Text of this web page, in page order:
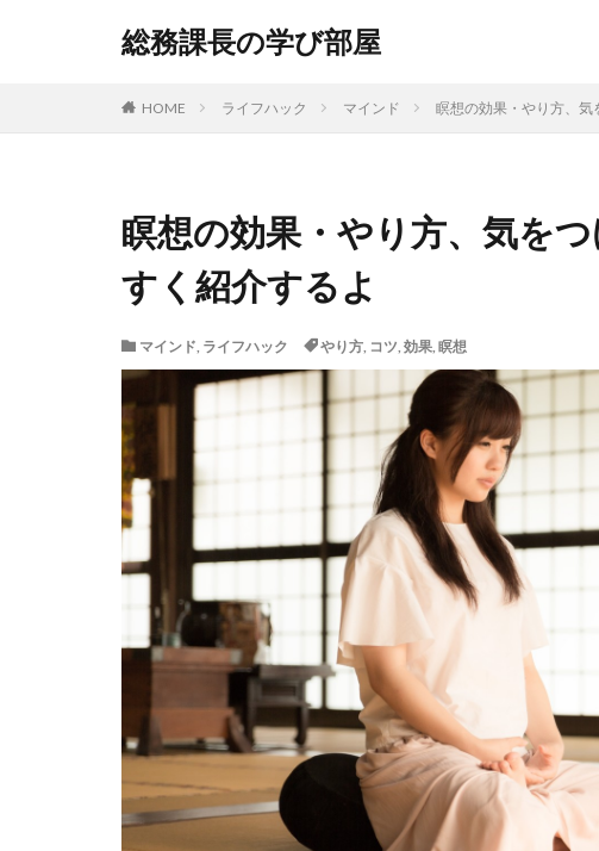
総務課長の学び部屋
HOME ライフハック マインド 瞑想の効果・やり方、気
瞑想の効果・やり方、気を
すく紹介するよ
マインド, ライフハック やり方, コツ, 効果, 瞑想